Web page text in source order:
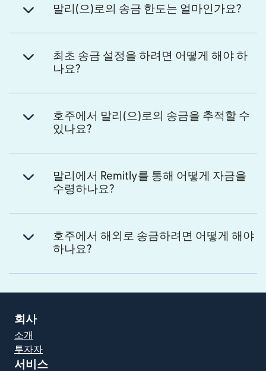
말리(으)로의 송금 한도는 얼마인가요?
최초 송금 설정을 하려면 어떻게 해야 하
나요?
호주에서 말리(으)로의 송금을 추적할 수
있나요?
말리에서 Remitly를 통해 어떻게 자금을
수령하나요?
호주에서 해외로 송금하려면 어떻게 해야
하나요?
회사
소개
투자자
서비스